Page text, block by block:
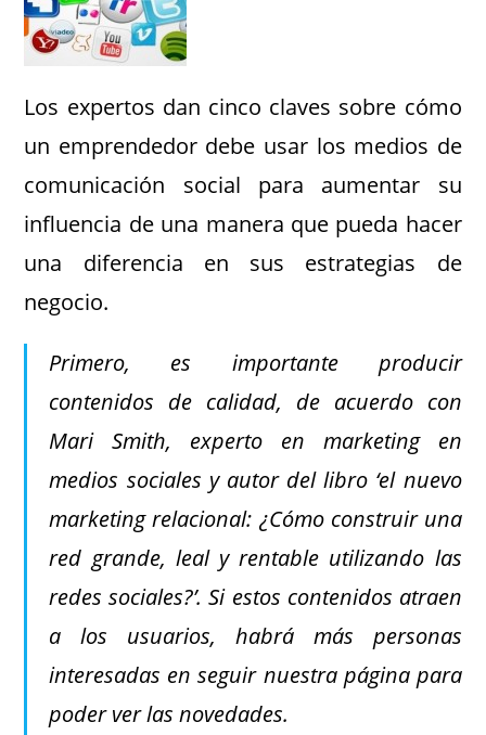
Los expertos dan cinco claves sobre cómo
un emprendedor debe usar los medios de
comunicación social para aumentar su
influencia de una manera que pueda hacer
una diferencia en sus estrategias de
negocio.
Primero, es importante producir
contenidos de calidad, de acuerdo con
Mari Smith, experto en marketing en
medios sociales y autor del libro ‘el nuevo
marketing relacional: ¿Cómo construir una
red grande, leal y rentable utilizando las
redes sociales?’. Si estos contenidos atraen
a los usuarios, habrá más personas
interesadas en seguir nuestra página para
poder ver las novedades.